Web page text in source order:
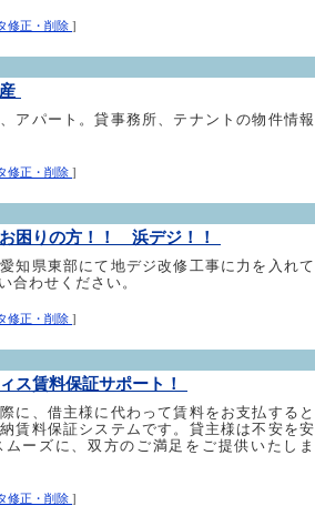
修正・削除 ]
アパート。貸事務所、テナントの物件情報
修正・削除 ]
困りの方！！ 浜デジ！！
知県東部にて地デジ改修工事に力を入れて
合わせください。
修正・削除 ]
ス賃料保証サポート！
に、借主様に代わって賃料をお支払すると
賃料保証システムです。貸主様は不安を安
ーズに、双方のご満足をご提供いたしま
修正・削除 ]